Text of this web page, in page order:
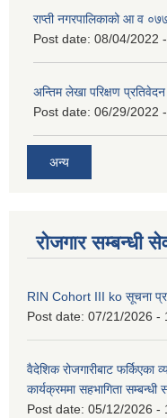
राप्ती नगरपालिकाको आ व
Post date: 08/04/2022
अन्तिम लेखा परिक्षण
Post date: 06/29/2022
अन्य
रोजगार सम्बन्धी
RIN Cohort III ko सूचना
Post date: 07/21/2026 -
वैदेशिक रोजगारीबाट फर्किएका
कार्यक्रममा सहभागिता सम्बन्धी
Post date: 05/12/2026 -